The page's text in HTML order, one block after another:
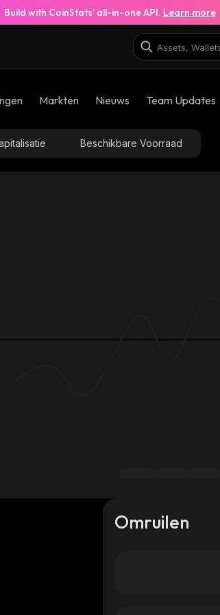
Build with CoinStats’ all-in-one API. Learn more
Markten Nieuws Team Updates
Beschikbare Voorraad
Omruilen